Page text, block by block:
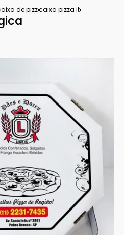
de pizza personalizada
caixa pizza itapegica